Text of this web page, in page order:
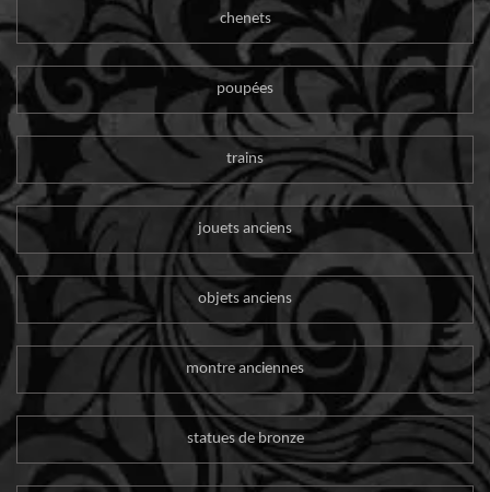
chenets
poupées
trains
jouets anciens
objets anciens
montre anciennes
statues de bronze